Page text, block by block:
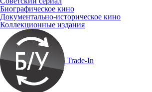
Биографическое кино
Документально-историческое кино
Коллекционные издания
Trade-In